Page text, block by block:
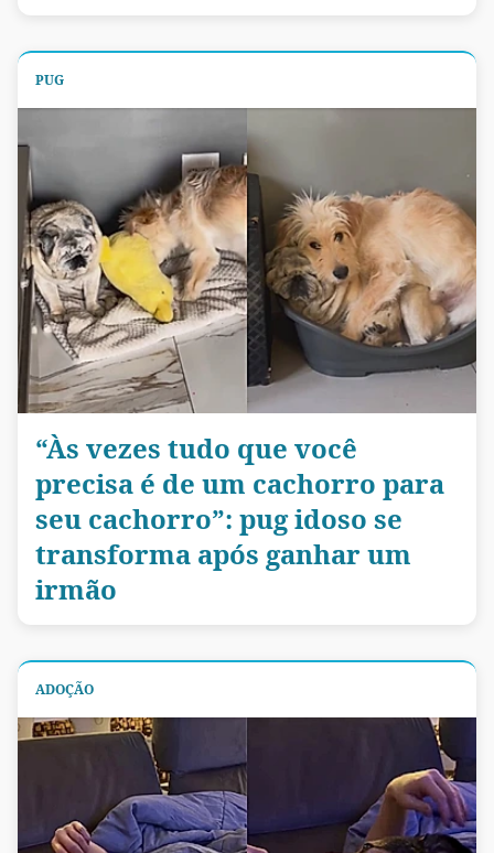
PUG
“Às vezes tudo que você
precisa é de um cachorro para
seu cachorro”: pug idoso se
transforma após ganhar um
irmão
ADOÇÃO